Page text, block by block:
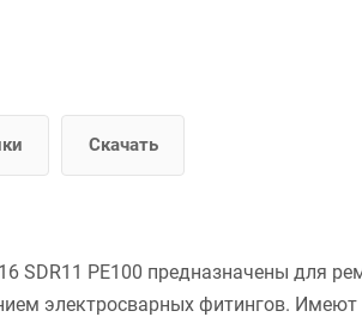
Скачать
SDR11 PE100 предназначены для
электросварных фитингов.